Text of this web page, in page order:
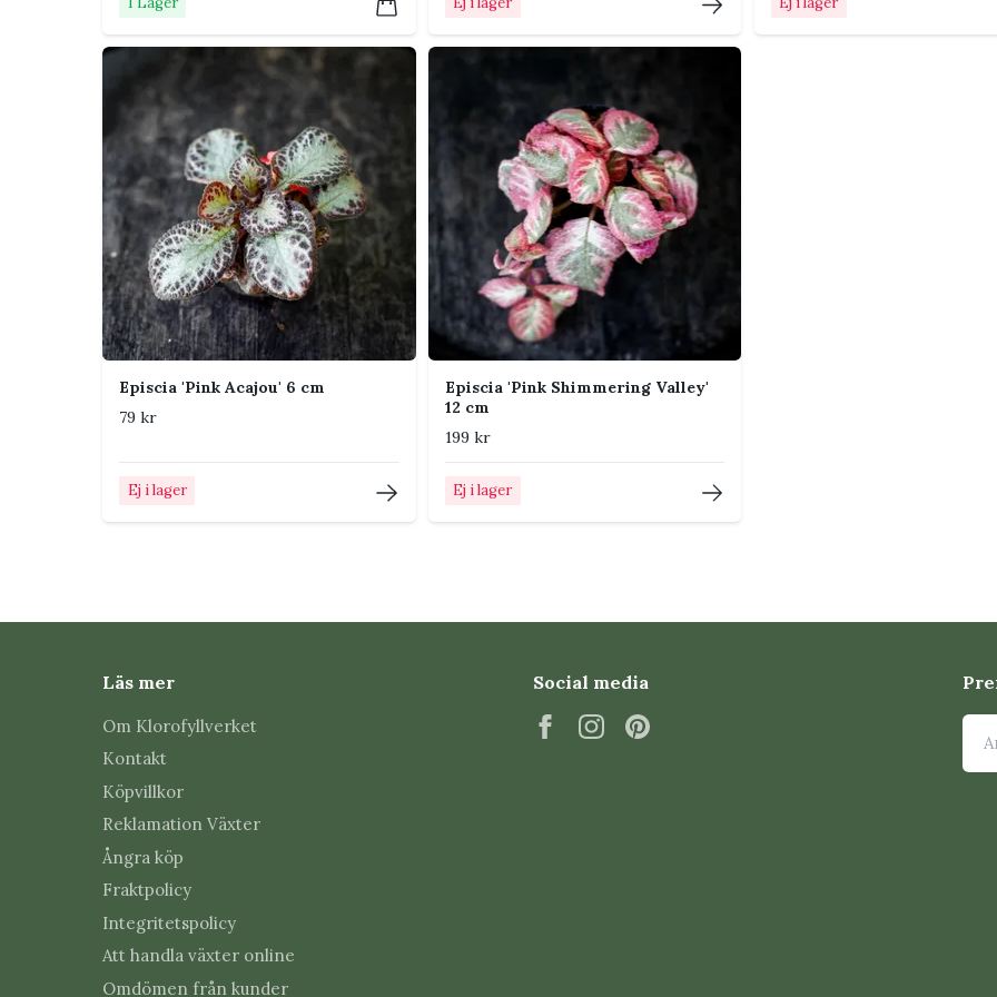
Ta sticklingar från utlöpare.
Undvik kalla drag.
Vanliga skadedjur
Kan drabbas av trips, spinn och sorgmyggor.
Vanliga frågor om Episcia 'Tierra Rosa' 12 cm
Är Episcia lättskött?
Ja, den utvecklas bäst då.
Kan den förökas?
Ja, via utlöpare.
Är den giftig?
Räknas generellt som ogiftig.
Läs mer
Episcia 'Pink Acajou' 6 cm
79 kr
Ej i lager
Episcia 'Pink Shimmering Valley'
12 cm
199 kr
Ej i lager
Läs mer
Om Klorofyllverket
Kontakt
Köpvillkor
Reklamation Växter
Ångra köp
Fraktpolicy
Integritetspolicy
Att handla växter online
Omdömen från kunder
Social media